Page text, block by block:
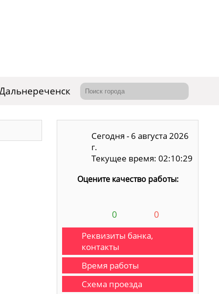
Сегодня - 6 августа 2026
г.
Текущее время: 02:10:30
Оцените качество работы:
0 0
Реквизиты банка,
контакты
Время работы
Схема проезда